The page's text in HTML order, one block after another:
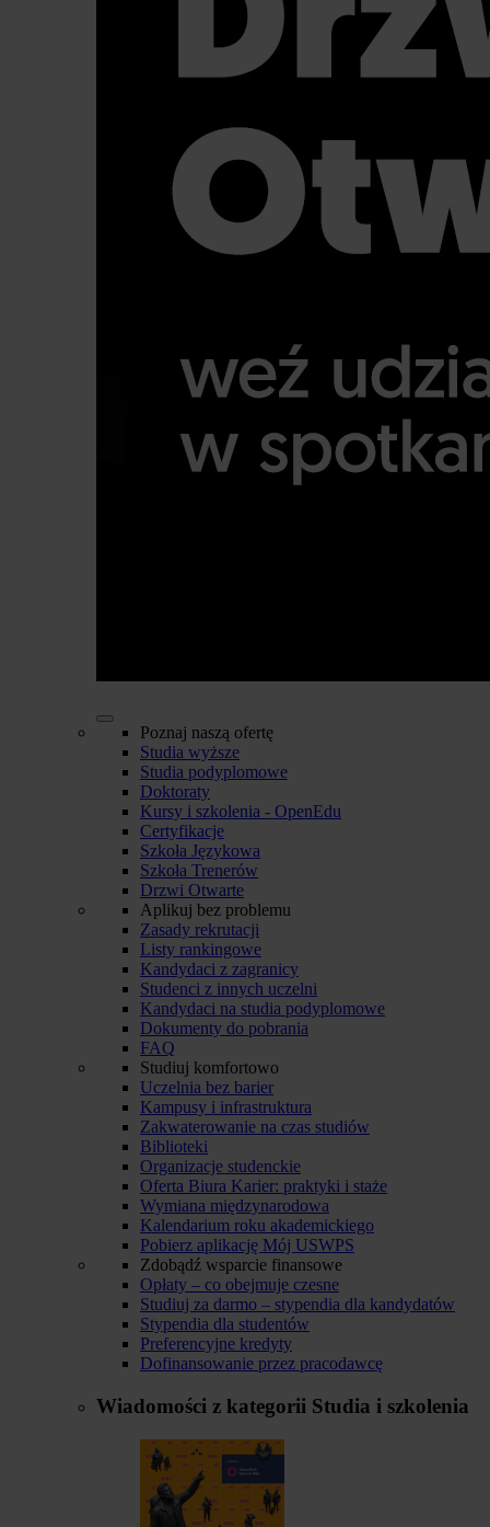
Poznaj naszą ofertę
Studia wyższe
Studia podyplomowe
Doktoraty
Kursy i szkolenia - OpenEdu
Certyfikacje
Szkoła Językowa
Szkoła Trenerów
Drzwi Otwarte
Aplikuj bez problemu
Zasady rekrutacji
Listy rankingowe
Kandydaci z zagranicy
Studenci z innych uczelni
Kandydaci na studia podyplomowe
Dokumenty do pobrania
FAQ
Studiuj komfortowo
Uczelnia bez barier
Kampusy i infrastruktura
Zakwaterowanie na czas studiów
Biblioteki
Organizacje studenckie
Oferta Biura Karier: praktyki i staże
Wymiana międzynarodowa
Kalendarium roku akademickiego
Pobierz aplikację Mój USWPS
Zdobądź wsparcie finansowe
Opłaty – co obejmuje czesne
Studiuj za darmo – stypendia dla kandydatów
Stypendia dla studentów
Preferencyjne kredyty
Dofinansowanie przez pracodawcę
Wiadomości z kategorii Studia i szkolenia